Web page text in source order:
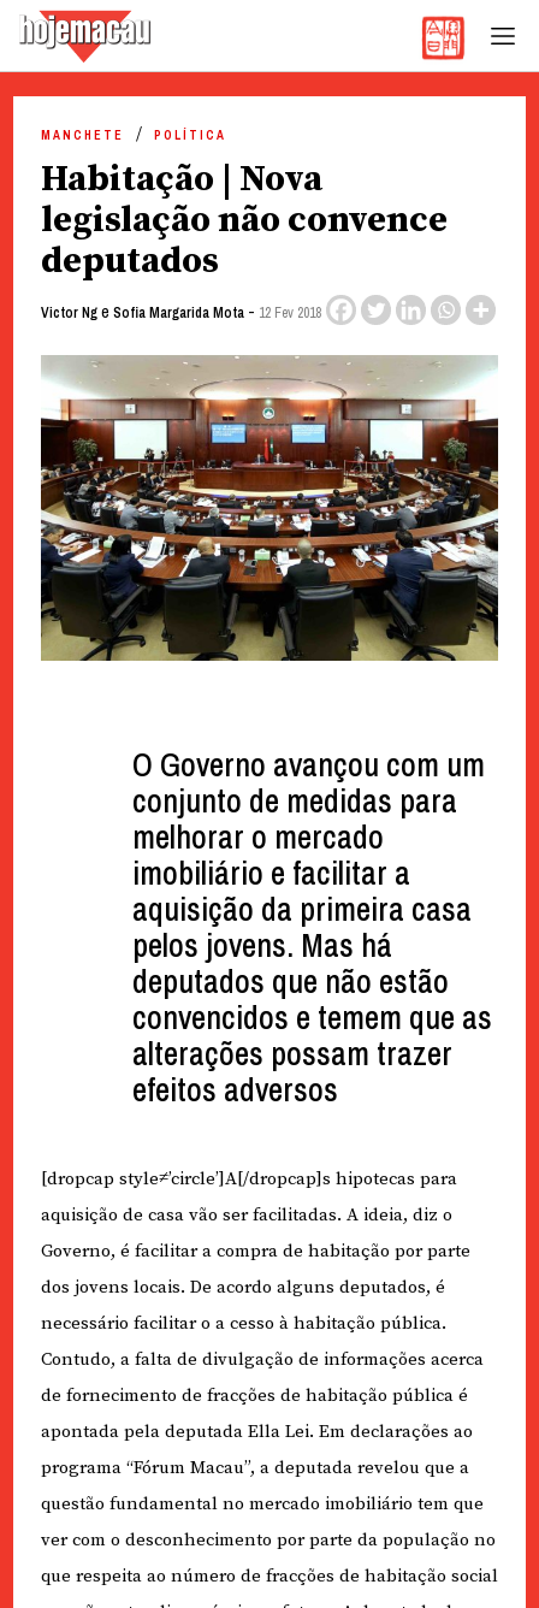
content
MANCHETE POLÍTICA
Habitação | Nova
legislação não convence
deputados
Victor Nge Sofia Margarida Mota- 12 Fev 2018
O Governo avançou com um
conjunto de medidas para
melhorar o mercado
imobiliário e facilitar a
aquisição da primeira casa
pelos jovens. Mas há
deputados que não estão
convencidos e temem que as
alterações possam trazer
efeitos adversos
[dropcap style≠’circle’]A[/dropcap]s hipotecas para
aquisição de casa vão ser facilitadas. A ideia, diz o
Governo, é facilitar a compra de habitação por parte
dos jovens locais. De acordo alguns deputados, é
necessário facilitar o a cesso à habitação pública.
Contudo, a falta de divulgação de informações acerca
de fornecimento de fracções de habitação pública é
apontada pela deputada Ella Lei. Em declarações ao
programa “Fórum Macau”, a deputada revelou que a
questão fundamental no mercado imobiliário tem que
ver com o desconhecimento por parte da população no
que respeita ao número de fracções de habitação social